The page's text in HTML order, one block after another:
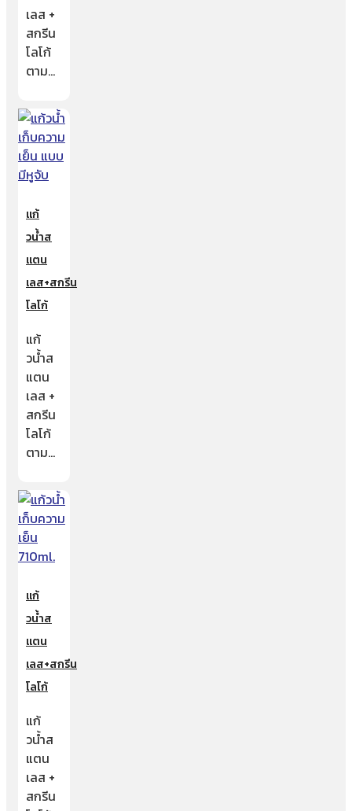
เลส +
สกรีน
โลโก้
ตาม…
แก้
วน้ำส
แตน
เลส+สกรีน
โลโก้
แก้
วน้ำส
แตน
เลส +
สกรีน
โลโก้
ตาม…
แก้
วน้ำส
แตน
เลส+สกรีน
โลโก้
แก้
วน้ำส
แตน
เลส +
สกรีน